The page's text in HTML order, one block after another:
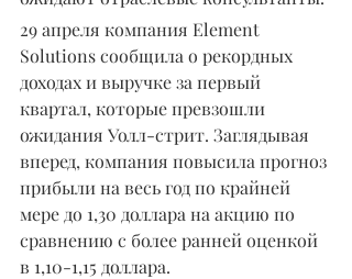
29 апреля компания Element
Solutions сообщила о рекордных
доходах и выручке за первый
квартал, которые превзошли
ожидания Уолл-стрит. Заглядывая
вперед, компания повысила прогноз
прибыли на весь год по крайней
мере до 1,30 доллара на акцию по
сравнению с более ранней оценкой
в 1,10-1,15 доллара.